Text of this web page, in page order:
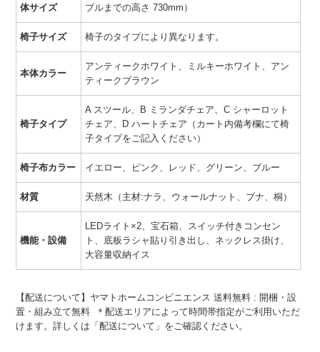
体サイズ
ブルまでの高さ 730mm）
椅子サイズ 椅子のタイプにより異なります。
本体カラー
アンティークホワイト、ミルキーホワイト、アン
ティークブラウン
椅子タイプ
A スツール、B ミランダチェア、C シャーロット
チェア、D ハートチェア（カート内備考欄にて椅
子タイプをご記入ください）
椅子布カラー イエロー、ピンク、レッド、グリーン、ブルー
材質 天然木（主材:ナラ、ウォールナット、ブナ、桐）
機能・設備
LEDライト×2、宝石箱、スイッチ付きコンセン
ト、底板ラシャ貼り引き出し、ネックレス掛け、
大容量収納イス
【配送について】ヤマトホームコンビニエンス 送料無料 : 開梱・設
置・組み立て無料 ＊配送エリアによって時間帯指定がご利用いただ
けます。詳しくは「配送について」をご確認ください。